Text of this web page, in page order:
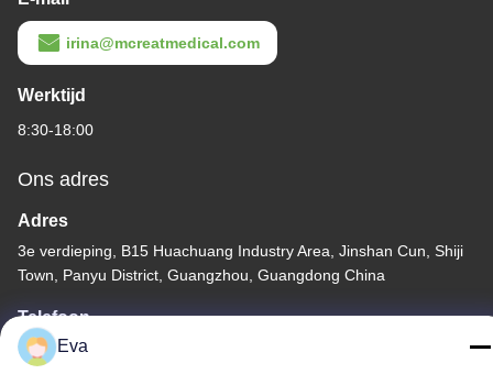
irina@mcreatmedical.com
Werktijd
8:30-18:00
Ons adres
Adres
3e verdieping, B15 Huachuang Industry Area, Jinshan Cun, Shiji
Town, Panyu District, Guangzhou, Guangdong China
Telefoon
86-020-3156-0583
Eva